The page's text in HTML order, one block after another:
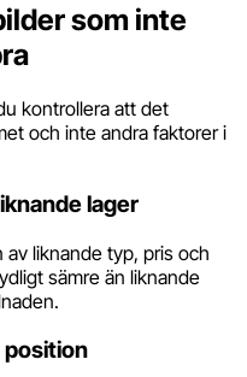
som inte
kontrollera att det
och inte andra faktorer i
lager
liknande typ, pris och
sämre än liknande
position